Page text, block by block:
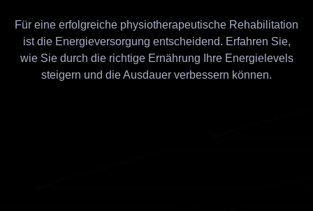
Für eine erfolgreiche physiotherapeutische Rehabilitation
ist die Energieversorgung entscheidend. Erfahren Sie,
wie Sie durch die richtige Ernährung Ihre Energielevels
steigern und die Ausdauer verbessern können.